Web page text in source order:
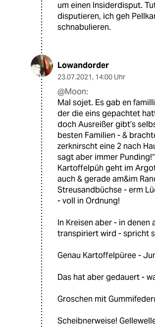
um einen Insiderdisput.
disputieren, ich geh
schnabulieren.
Lowandorder
23.07.2021, 14:00 Uhr
@Moon:
Mal sojet. Es gab en
der die eins gepachtet
doch Ausreißer gibt’s
besten Familien - &
zerknirscht eine 2 nach
sagt aber immer
Kartoffelpüh geht im
auch & gerade am&im
Streusandbüchse - erm
- voll in Ordnung!
In Kreisen aber - in denen
transpiriert wird - spricht
Genau Kartoffelpüree -
Das hat aber gedauert -
Groschen mit
Scheibnerweise!